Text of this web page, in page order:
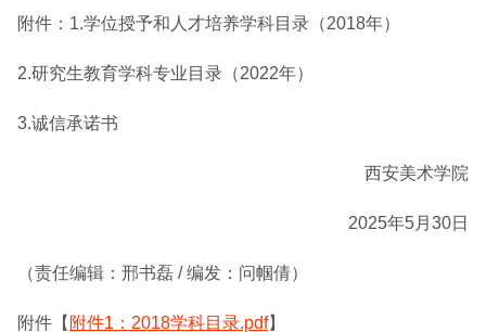
附件：1.学位授予和人才培养学科目录（2018年）
2.研究生教育学科专业目录（2022年）
3.诚信承诺书
西安美术学院
2025年5月30日
（责任编辑：邢书磊 / 编发：问帼倩）
附件【 附件1：2018学科目录.pdf】